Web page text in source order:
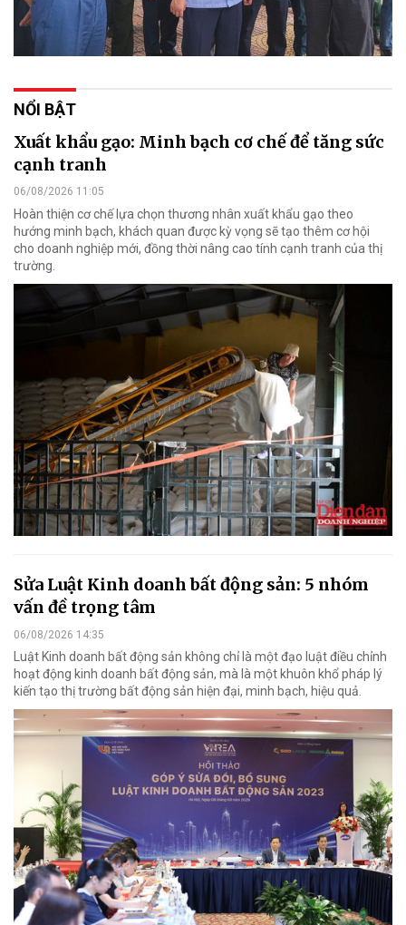
NỔI BẬT
Xuất khẩu gạo: Minh bạch cơ chế để tăng sức
cạnh tranh
06/08/2026 11:05
Hoàn thiện cơ chế lựa chọn thương nhân xuất khẩu gạo theo
hướng minh bạch, khách quan được kỳ vọng sẽ tạo thêm cơ hội
cho doanh nghiệp mới, đồng thời nâng cao tính cạnh tranh của thị
trường.
Sửa Luật Kinh doanh bất động sản: 5 nhóm
vấn đề trọng tâm
06/08/2026 14:35
Luật Kinh doanh bất động sản không chỉ là một đạo luật điều chỉnh
hoạt động kinh doanh bất động sản, mà là một khuôn khổ pháp lý
kiến tạo thị trường bất động sản hiện đại, minh bạch, hiệu quả.